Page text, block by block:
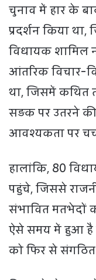
चुनाव में हार के
प्रदर्शन किया
विधायक शामिल
आंतरिक विचार-
था, जिसमें कथित
सड़क पर उतरने
आवश्यकता पर
हालांकि, 80
पहुंचे, जिससे
संभावित मतभेदों
ऐसे समय में हुआ है
को फिर से